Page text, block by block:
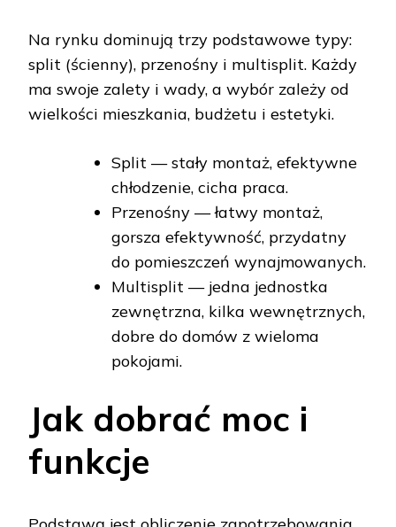
Na rynku dominują trzy podstawowe typy:
split (ścienny), przenośny i multisplit. Każdy
ma swoje zalety i wady, a wybór zależy od
wielkości mieszkania, budżetu i estetyki.
Split — stały montaż, efektywne
chłodzenie, cicha praca.
Przenośny — łatwy montaż,
gorsza efektywność, przydatny
do pomieszczeń wynajmowanych.
Multisplit — jedna jednostka
zewnętrzna, kilka wewnętrznych,
dobre do domów z wieloma
pokojami.
Jak dobrać moc i
funkcje